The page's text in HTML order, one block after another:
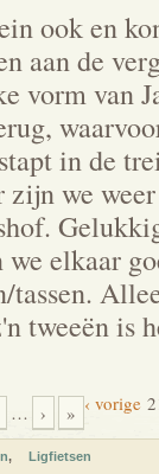
ook en
aan de
vorm van
in de
zijn we
we elkaar
tassen.
tweeën is
… › » ‹ vorige
Ligfietsen